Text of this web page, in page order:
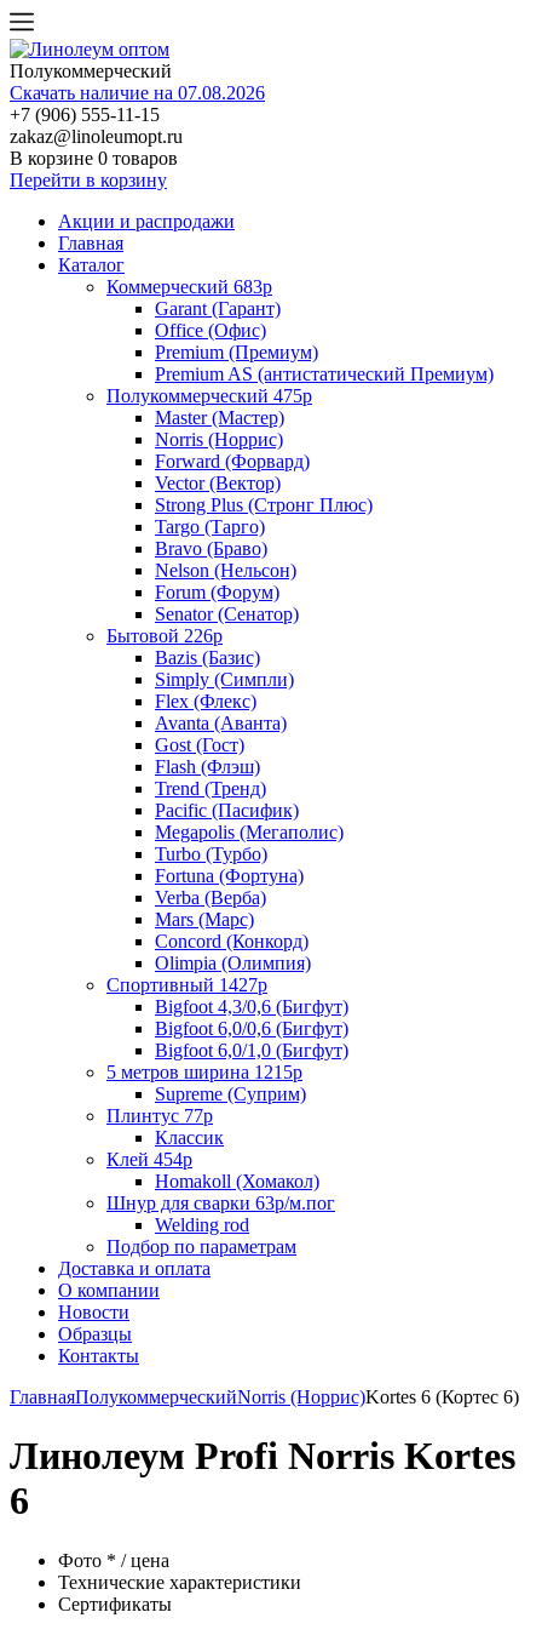
Полукоммерческий
Скачать наличие на 07.08.2026
+7 (906) 555-11-15
zakaz@linoleumopt.ru
В корзине 0 товаров
Перейти в корзину
Акции и распродажи
Главная
Каталог
Коммерческий 683р
Garant (Гарант)
Office (Офис)
Premium (Премиум)
Premium AS (антистатический Премиум)
Полукоммерческий 475р
Master (Мастер)
Norris (Норрис)
Forward (Форвард)
Vector (Вектор)
Strong Plus (Стронг Плюс)
Targo (Тарго)
Bravo (Браво)
Nelson (Нельсон)
Forum (Форум)
Senator (Сенатор)
Бытовой 226р
Bazis (Базис)
Simply (Симпли)
Flex (Флекс)
Avanta (Аванта)
Gost (Гост)
Flash (Флэш)
Trend (Тренд)
Pacific (Пасифик)
Megapolis (Мегаполис)
Turbo (Турбо)
Fortuna (Фортуна)
Verba (Верба)
Mars (Марс)
Concord (Конкорд)
Olimpia (Олимпия)
Спортивный 1427р
Bigfoot 4,3/0,6 (Бигфут)
Bigfoot 6,0/0,6 (Бигфут)
Bigfoot 6,0/1,0 (Бигфут)
5 метров ширина 1215р
Supreme (Суприм)
Плинтус 77р
Классик
Клей 454р
Homakoll (Хомакол)
Шнур для сварки 63р/м.пог
Welding rod
Подбор по параметрам
Доставка и оплата
О компании
Новости
Образцы
Контакты
ГлавнаяПолукоммерческийNorris (Норрис)Kortes 6 (Кортес 6)
Линолеум Profi Norris Kortes
6
Фото * / цена
Технические характеристики
Сертификаты